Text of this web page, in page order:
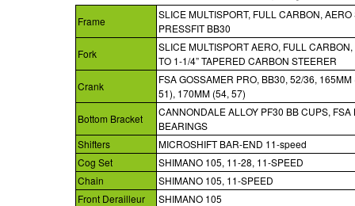
Frame
SLICE MULTISPORT, FULL CARBON, AERO
PRESSFIT BB30
Fork
SLICE MULTISPORT AERO, FULL CARBON,
TO 1-1/4” TAPERED CARBON STEERER
Crank
FSA GOSSAMER PRO, BB30, 52/36, 165MM
51), 170MM (54, 57)
Bottom Bracket
CANNONDALE ALLOY PF30 BB CUPS, FSA
BEARINGS
Shifters
MICROSHIFT BAR-END 11-speed
Cog Set
SHIMANO 105, 11-28, 11-SPEED
Chain
SHIMANO 105, 11-SPEED
Front Derailleur
SHIMANO 105